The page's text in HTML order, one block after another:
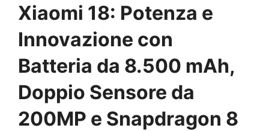
Xiaomi 18: Potenza e
Innovazione con
Batteria da 8.500 mAh,
Doppio Sensore da
200MP e Snapdragon 8